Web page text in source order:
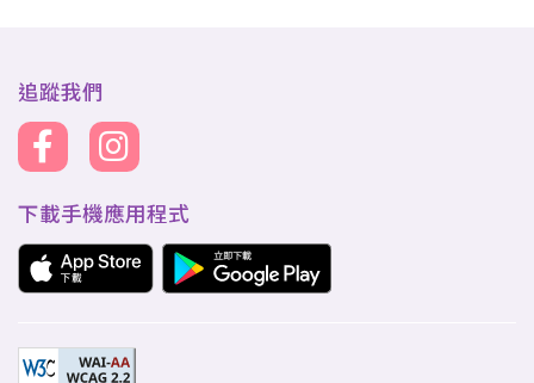
追蹤我們
下載手機應用程式